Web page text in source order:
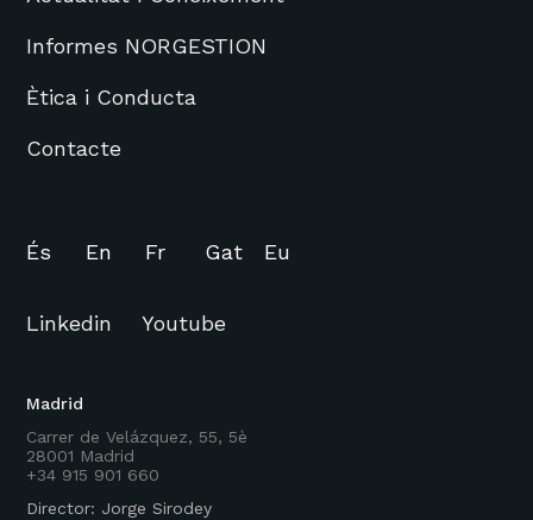
Informes NORGESTION
Ètica i Conducta
Contacte
Madrid
Carrer de Velázquez, 55, 5è
28001 Madrid
+34 915 901 660
Director: Jorge Sirodey
És En Fr Gat Eu
Linkedin Youtube